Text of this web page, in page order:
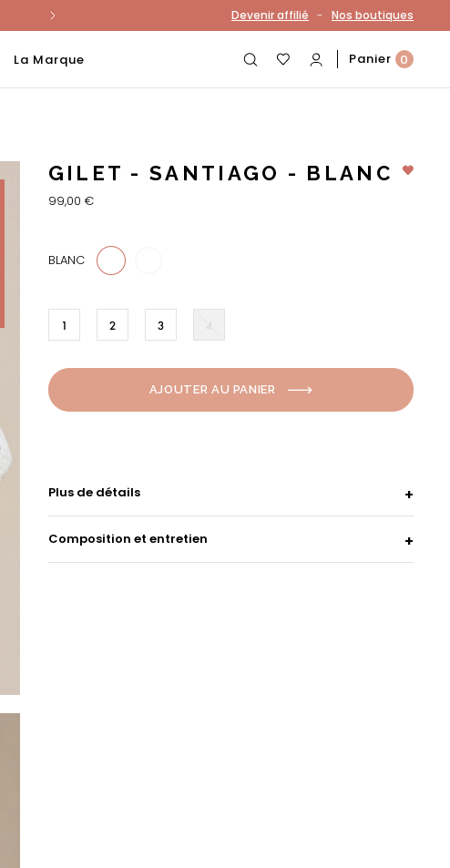
Devenir affilié - Nos boutiques
La Marque Panier 0
GILET - SANTIAGO - BLANC
99,00 €
BLANC
1 2 3
AJOUTER AU PANIER
Plus de détails
Composition et entretien